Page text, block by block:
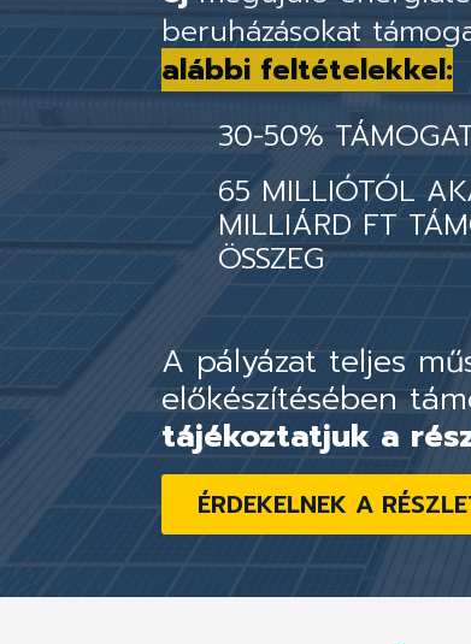
beruházásokat
alábbi feltételekkel:
30-50%
65 MILLIÓTÓL
MILLIÁRD FT
ÖSSZEG
A pályázat teljes
előkészítésében
tájékoztatjuk a
ÉRDEKELNEK A